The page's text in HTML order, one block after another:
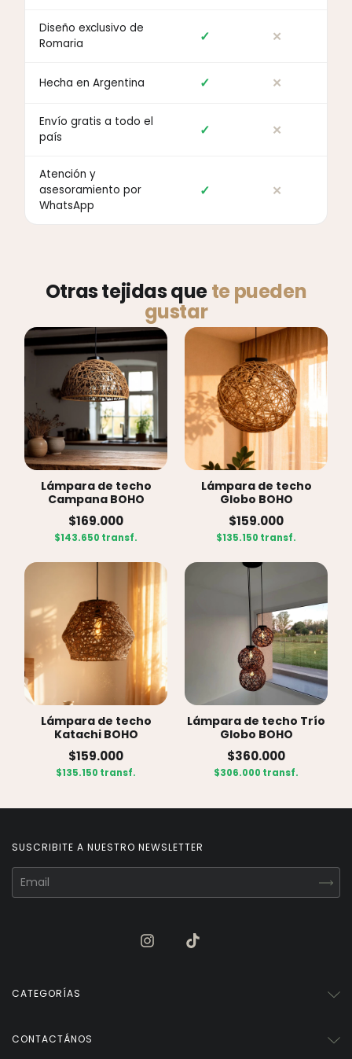
Diseño exclusivo de
Romaria
✓ ✕
Hecha en Argentina ✓ ✕
Envío gratis a todo el
país
✓ ✕
Atención y
asesoramiento por
WhatsApp
✓ ✕
Otras tejidas quete pueden
gustar
Lámpara de techo
Campana BOHO
$169.000
$143.650 transf.
Lámpara de techo
Globo BOHO
$159.000
$135.150 transf.
Lámpara de techo
Katachi BOHO
$159.000
$135.150 transf.
Lámpara de techo Trío
Globo BOHO
$360.000
$306.000 transf.
SUSCRIBITE A NUESTRO NEWSLETTER
CATEGORÍAS
CONTACTÁNOS